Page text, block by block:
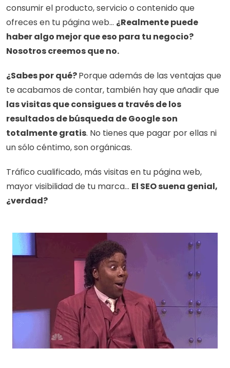
consumir el producto, servicio o contenido que
ofreces en tu página web... ¿Realmente puede
haber algo mejor que eso para tu negocio?
Nosotros creemos que no.
¿Sabes por qué? Porque además de las ventajas que
las visitas que consigues a través de los
resultados de búsqueda de Google son
totalmente gratis. No tienes que pagar por ellas ni
un sólo céntimo, son orgánicas.
Tráfico cualificado, más visitas en tu página web,
mayor visibilidad de tu marca... El SEO suena genial,
¿verdad?